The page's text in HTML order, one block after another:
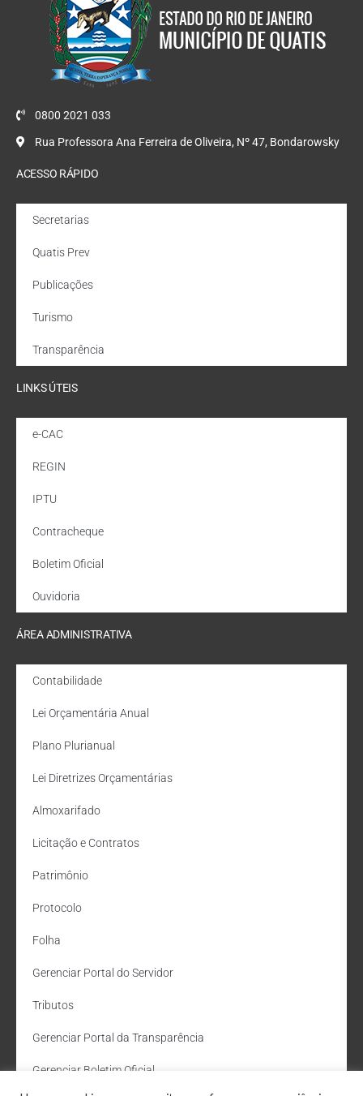
0800 2021 033
Rua Professora Ana Ferreira de Oliveira, Nº 47, Bondarowsky
ACESSO RÁPIDO
Secretarias
Quatis Prev
Publicações
Turismo
Transparência
LINKS ÚTEIS
e-CAC
REGIN
IPTU
Contracheque
Boletim Oficial
Ouvidoria
ÁREA ADMINISTRATIVA
Contabilidade
Lei Orçamentária Anual
Plano Plurianual
Lei Diretrizes Orçamentárias
Almoxarifado
Licitação e Contratos
Patrimônio
Protocolo
Folha
Gerenciar Portal do Servidor
Tributos
Gerenciar Portal da Transparência
Gerenciar Boletim Oficial